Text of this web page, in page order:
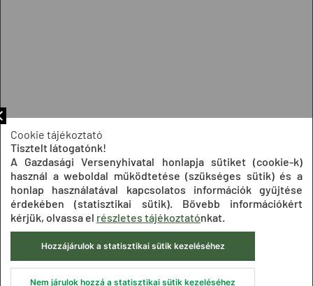
Cookie tájékoztató
Tisztelt látogatónk!
A Gazdasági Versenyhivatal honlapja sütiket (cookie-k)
használ a weboldal működtetése (szükséges sütik) és a
honlap használatával kapcsolatos információk gyűjtése
érdekében (statisztikai sütik). Bővebb információkért
kérjük, olvassa el részletes tájékoztatónkat.
Hozzájárulok a statisztikai sütik kezeléséhez
Nem járulok hozzá a statisztikai sütik kezeléséhez